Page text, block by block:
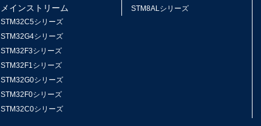
メインストリーム
STM32C5シリーズ
STM32G4シリーズ
STM32F3シリーズ
STM32F1シリーズ
STM32G0シリーズ
STM32F0シリーズ
STM32C0シリーズ
STM8ALシリーズ